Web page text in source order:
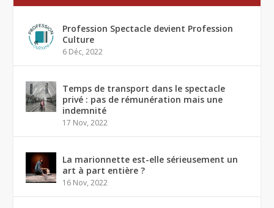
Profession Spectacle devient Profession
Culture
6 Déc, 2022
Temps de transport dans le spectacle
privé : pas de rémunération mais une
indemnité
17 Nov, 2022
La marionnette est-elle sérieusement un
art à part entière ?
16 Nov, 2022